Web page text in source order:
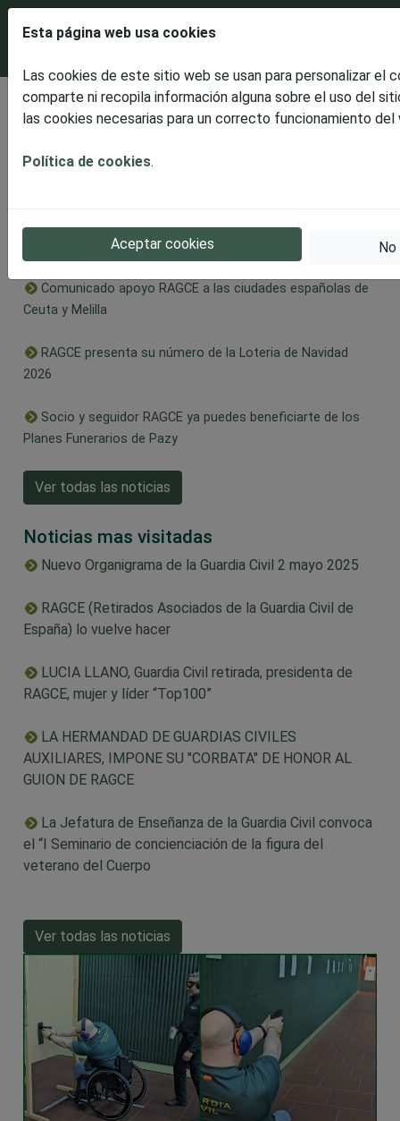
Últimas noticias
TOTAL
Solidaria, dedicada este año al Alzheimer en apoyo a
Comunicado apoyo RAGCE a las ciudades españolas de
Ceuta y Melilla
RAGCE presenta su número de la Loteria de Navidad
2026
Socio y seguidor RAGCE ya puedes beneficiarte de los
Planes Funerarios de Pazy
Ver todas las noticias
Noticias mas visitadas
Nuevo Organigrama de la Guardia Civil 2 mayo 2025
RAGCE (Retirados Asociados de la Guardia Civil de
España) lo vuelve hacer
LUCIA LLANO, Guardia Civil retirada, presidenta de
RAGCE, mujer y líder “Top100”
LA HERMANDAD DE GUARDIAS CIVILES
AUXILIARES, IMPONE SU "CORBATA" DE HONOR AL
GUION DE RAGCE
La Jefatura de Enseñanza de la Guardia Civil convoca
el “I Seminario de concienciación de la figura del
veterano del Cuerpo
Ver todas las noticias
Esta página web usa cookies
Las cookies de este sitio web se usan para personalizar el
comparte ni recopila información alguna sobre el uso del
las cookies necesarias para un correcto funcionamiento del
Política de cookies.
Aceptar cookies